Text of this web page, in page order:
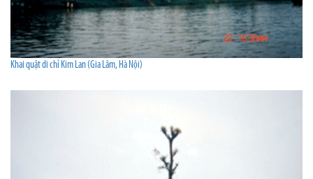
Khai quật di chỉ Kim Lan (Gia Lâm, Hà Nội)